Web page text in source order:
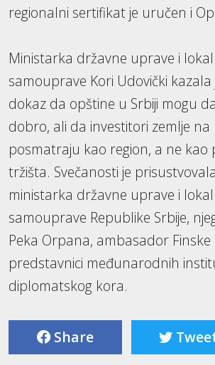
regionalni sertifikat je uručen i
Ministarka državne uprave i
samouprave Kori Udovički kazala
dokaz da opštine u Srbiji mogu
dobro, ali da investitori zemlje na
posmatraju kao region, a ne kao
tržišta. Svečanosti je
ministarka državne uprave i
samouprave Republike Srbije,
Peka Orpana, ambasador Finske
predstavnici međunarodnih
diplomatskog kora.
Share